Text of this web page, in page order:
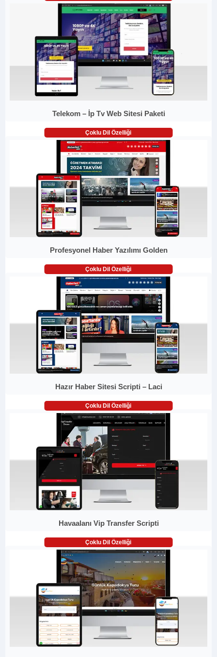
Telekom – İp Tv Web Sitesi Paketi
Çoklu Dil Özelliği
Profesyonel Haber Yazılımı Golden
Çoklu Dil Özelliği
Hazır Haber Sitesi Scripti – Laci
Çoklu Dil Özelliği
Havaalanı Vip Transfer Scripti
Çoklu Dil Özelliği